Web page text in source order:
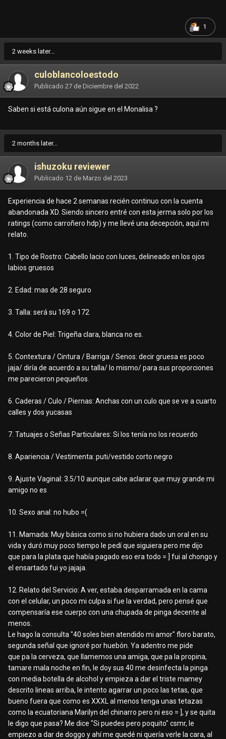
1
2 weeks later...
culoblancoloestodo
Publicado 27 de Diciembre del 2022
Saben si está culona aún sigue en el Monalisa ?
2 months later...
ishuzoku reviewer
Publicado 12 de Marzo del 2023
Experiencia de hace 2 semanas recién continuo con la cuenta
abandonada XD. Siendo sincero entré con esta jerma solo por los
ratings (como carroñero hdp) y me llevé una decepción, aquí mi
relato.
1. Tipo de Rostro: Cabello lacio con luces, delineado en los ojos
labios gruesos
2. Edad: mas de 28 seguro
3. Talla: será su 169 o 172
4. Color de Piel: Trigeña clara, blanca no es.
5. Contextura / Cintura / Barriga / Senos: decir gruesa es poco
jaja/ diría de acuerdo a su talla/ lo mismo/ para sus proporciones
me parecieron pequeños.
6. Caderas / Culo / Piernas: Anchas con un culo que se ve a cuarto
calles y dos yucasas
7. Tatuajes o Señas Particulares: Si los tenía no los recuerdo
8. Apariencia / Vestimenta: puti/vestido corto negro
9. Ajuste Vaginal: 3.5/10 aunque cabe aclarar que muy grande mi
amigo no es
10. Sexo anal: no hubo =(
11. Mamada: Muy básica como si no hubiera dado un oral en su
vida y duró muy poco tiempo le pedí que siguiera pero me dijo
que para la plata que había pagado eso era todo = ] fui al chongo y
el ensartado fui yo jajaja.
12. Relato del Servicio: A ver, estaba desparramada en la cama
con el celular, un poco mi culpa si fue la verdad, pero pensé que
compensaría ese cuerpo con una chupada de pinga decente al
menos.
Le hago la consulta "40 soles bien atendido mi amor" floro barato,
segunda señal que ignoré por huebón. Ya adentro me pide
que pa la cerveza, que llamemos una amiga, que pa la propina,
tamare mala noche en fin, le doy sus 40 me desinfecta la pinga
con media botella de alcohol y empieza a dar el triste mamey
descrito lineas arriba, le intento agarrar un poco las tetas, que
bueno fuera que como es XXXL al menos tenga unas tetazas
como la ecuatoriana Marilyn del chinarro pero ni eso = ], y se quita
le digo que pasa? Me dice "Si puedes pero poquito" csmr, le
empiezo a dar de doggo y ahí me quedé ni quería verle la cara, al